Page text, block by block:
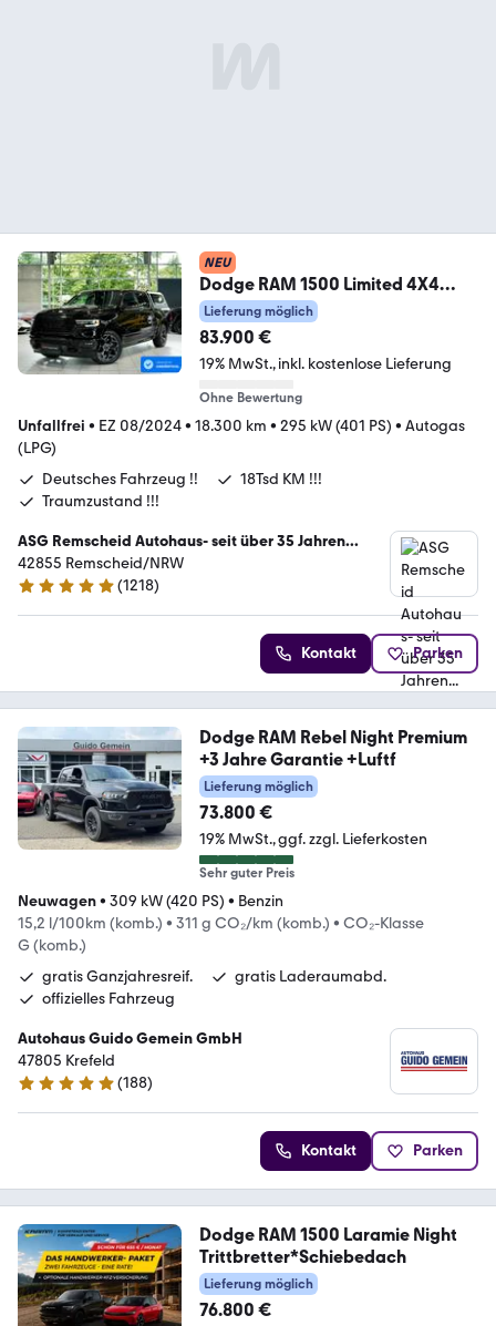
NEU
Dodge RAM 1500 Limited 4X4
1.H*Gas-Anlage *360° *GSD
Lieferung möglich
83.900 €
19% MwSt. inkl. kostenlose Lieferung
Ohne Bewertung
Unfallfrei • EZ 08/2024• 18.300 km • 295 kW (401 PS) • Autogas
(LPG)
Deutsches Fahrzeug !!
18Tsd KM !!!
Traumzustand !!!
ASG Remscheid Autohaus- seit über 35 Jahren...
42855 Remscheid/NRW
4.8 Sterne
(1218)
Kontakt Parken
Dodge RAM Rebel Night Premium
+3 Jahre Garantie +Luftf
Lieferung möglich
73.800 €
19% MwSt. ggf. zzgl. Lieferkosten
Sehr guter Preis
Neuwagen• 309 kW (420 PS) • Benzin
15,2 l/100km (komb.) • 311 g CO₂/km (komb.) • CO₂-Klasse
G (komb.)
gratis Ganzjahresreif.
gratis Laderaumabd.
offizielles Fahrzeug
Autohaus Guido Gemein GmbH
47805 Krefeld
4.9 Sterne
(188)
Kontakt Parken
Dodge RAM 1500 Laramie Night
Trittbretter*Schiebedach
Lieferung möglich
76.800 €